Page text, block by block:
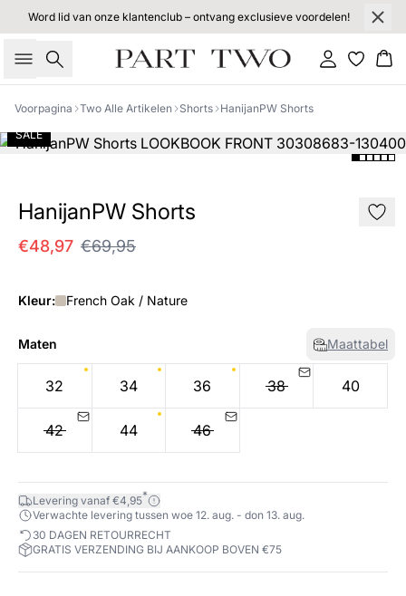
Word lid van onze klantenclub – ontvang exclusieve voordelen!
Zoeken Inloggen
Voorpagina Two Alle Artikelen Shorts HanijanPW Shorts
SALE
HanijanPW Shorts
€48,97 €69,95
Kleur: French Oak / Nature
Maten Maattabel
32 34 36 38 40
42 44 46
Levering vanaf €4,95*
Verwachte levering tussen woe 12. aug. - don 13. aug.
30 DAGEN RETOURRECHT
GRATIS VERZENDING BIJ AANKOOP BOVEN €75